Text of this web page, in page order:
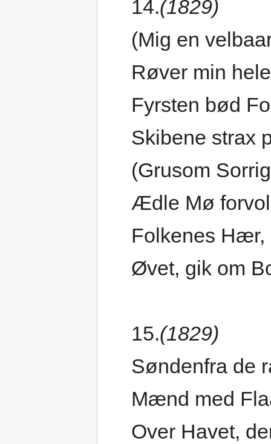
14.(1829)
(Mig en
Røver min
Fyrsten bød
Skibene strax
(Grusom
Ædle Mø
Folkenes Hær,
Øvet, gik om
15.(1829)
Søndenfra de
Mænd med
Over Havet,